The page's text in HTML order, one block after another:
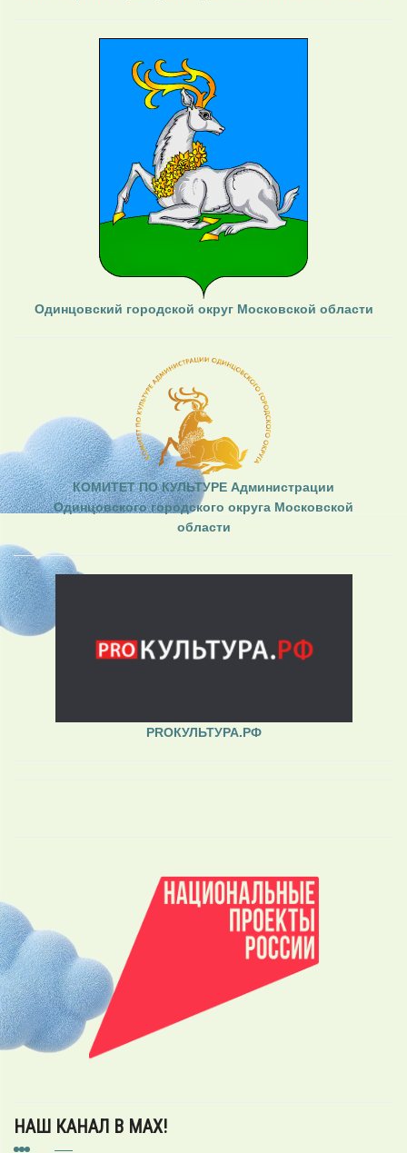
Одинцовский городской округ Московской области
КОМИТЕТ ПО КУЛЬТУРЕ Администрации
Одинцовского городского округа Московской
области
PROКУЛЬТУРА.РФ
НАШ КАНАЛ В MAX!